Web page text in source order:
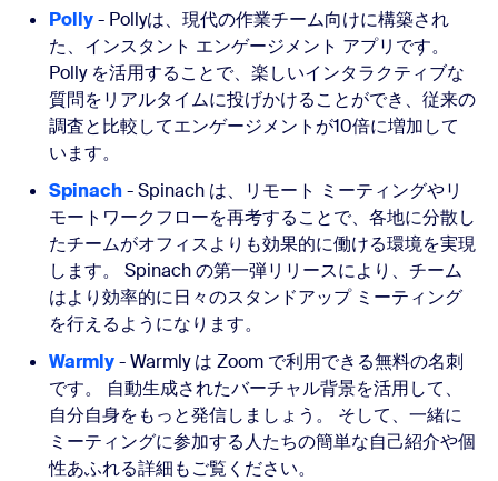
Polly- Pollyは、現代の作業チーム向けに構築され
た、インスタント エンゲージメント アプリです。
Polly を活用することで、楽しいインタラクティブな
質問をリアルタイムに投げかけることができ、従来の
調査と比較してエンゲージメントが10倍に増加して
います。
Spinach- Spinach は、リモート ミーティングやリ
モートワークフローを再考することで、各地に分散し
たチームがオフィスよりも効果的に働ける環境を実現
します。 Spinach の第一弾リリースにより、チーム
はより効率的に日々のスタンドアップ ミーティング
を行えるようになります。
Warmly- Warmly は Zoom で利用できる無料の名刺
です。 自動生成されたバーチャル背景を活用して、
自分自身をもっと発信しましょう。 そして、一緒に
ミーティングに参加する人たちの簡単な自己紹介や個
性あふれる詳細もご覧ください。